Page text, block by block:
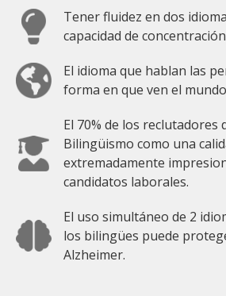
Tener fluidez en dos
capacidad de
El idioma que hablan las
forma en que ven el mundo
El 70% de los reclutadores
Bilingüismo como una
extremadamente
candidatos laborales.
El uso simultáneo de 2
los bilingües puede
Alzheimer.